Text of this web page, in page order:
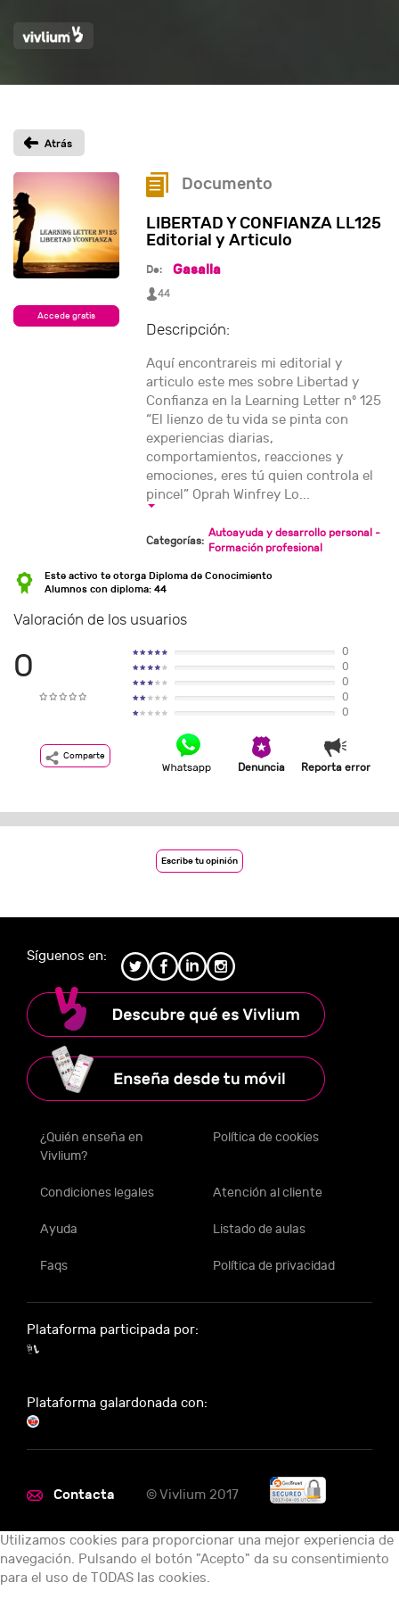
Accede gratis
Documento
LIBERTAD Y CONFIANZA LL125
Editorial y Articulo
De: Gasalla
44
Descripción:
Aquí encontrareis mi editorial y
articulo este mes sobre Libertad y
Confianza en la Learning Letter nº 125
“El lienzo de tu vida se pinta con
experiencias diarias,
comportamientos, reacciones y
emociones, eres tú quien controla el
pincel” Oprah Winfrey Lo...
Categorías:
Autoayuda y desarrollo personal -
Formación profesional
Este activo te otorga Diploma de Conocimiento
Alumnos con diploma: 44
Valoración de los usuarios
0
0
0
0
0
0
Comparte
Denuncia Reporta error
Escribe tu opinión
Síguenos en:
¿Quién enseña en
Vivlium?
Política de cookies
Condiciones legales Atención al cliente
Ayuda Listado de aulas
Faqs Política de privacidad
Plataforma participada por:
Plataforma galardonada con:
Contacta © Vivlium 2017
Utilizamos cookies para proporcionar una mejor experiencia de
navegación. Pulsando el botón "Acepto" da su consentimiento
para el uso de TODAS las cookies.